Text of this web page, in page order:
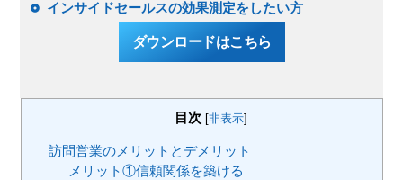
インサイドセールスの効果測定をしたい方
ダウンロードはこちら
目次 [非表示]
訪問営業のメリットとデメリット
メリット①信頼関係を築ける